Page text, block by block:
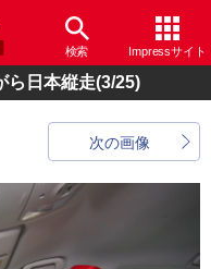
検索 Impressサイト
ら日本縦走(3/25)
次の画像